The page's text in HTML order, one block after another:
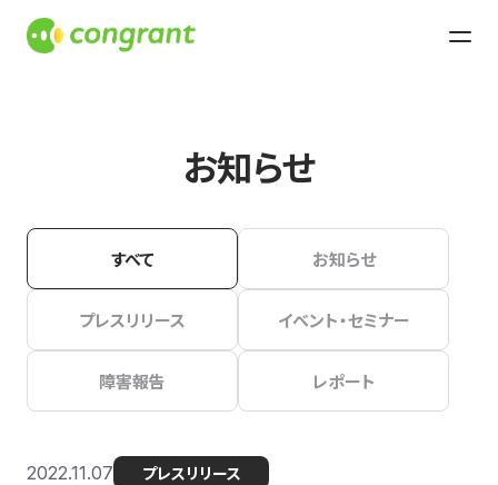
お知らせ
すべて お知らせ
プレスリリース イベント・セミナー
障害報告 レポート
2022.11.07 プレスリリース